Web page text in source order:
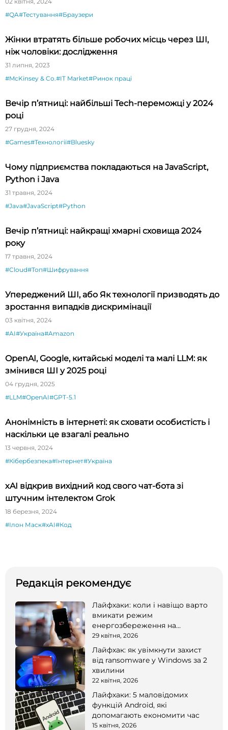
#QA#Тестування#Браузери
Жінки втратять більше робочих місць через ШІ,
ніж чоловіки: дослідження
31 липня, 2023
#McKinsey & Co.#IT Market#Ринок праці
Вечір п’ятниці: найбільші Tech-переможці у 2024
році
27 грудня, 2024
#Games#Технології#Bluesky
Чому підприємства покладаються на JavaScript,
Python і Java
31 травня, 2024
#Java#JavaScript#Python
Вечір п’ятниці: найкращі хмарні сховища 2024
року
17 травня, 2024
#Cloud#Топ#Шифрування
Упереджений ШІ, або Як технології призводять до
зростання випадків дискримінації
03 квітня, 2024
#AI#Україна#Amazon
OpenAI, Google, китайські моделі та малі LLM: як
змінився ШІ у 2025 році
04 грудня, 2025
#LLM#OpenAI#GPT-5.1
Анонімність в інтернеті: як сховати особистість і
наскільки це взагалі реально
13 червня, 2024
#Кібербезпека#Інтернет#Україна
xAI відкрив вихідний код свого чат-бота зі
штучним інтелектом Grok
18 березня, 2024
#Ілон Маск#xAI#Код
Редакція рекомендує
Лайфхаки: коли і навіщо варто
вмикати режим
енергозбереження на
смартфоні
29 квітня, 2026
Лайфхак: як увімкнути захист
від ransomware у Windows за 2
хвилини
22 квітня, 2026
Лайфхаки: 5 маловідомих
функцій Android, які
допомагають економити час
15 квітня, 2026